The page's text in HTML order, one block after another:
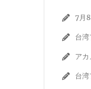
7月
台
ア
台